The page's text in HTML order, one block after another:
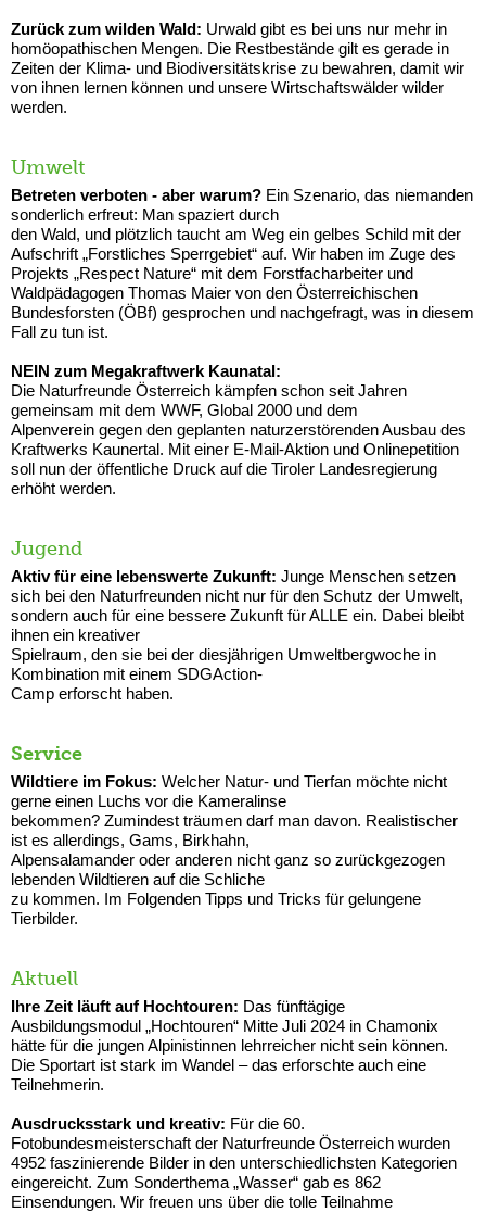
Zurück zum wilden Wald: Urwald gibt es bei uns nur mehr in
homöopathischen Mengen. Die Restbestände gilt es gerade in
Zeiten der Klima- und Biodiversitätskrise zu bewahren, damit wir
von ihnen lernen können und unsere Wirtschaftswälder wilder
werden.
Umwelt
Betreten verboten - aber warum? Ein Szenario, das niemanden
sonderlich erfreut: Man spaziert durch
den Wald, und plötzlich taucht am Weg ein gelbes Schild mit der
Aufschrift „Forstliches Sperrgebiet“ auf. Wir haben im Zuge des
Projekts „Respect Nature“ mit dem Forstfacharbeiter und
Waldpädagogen Thomas Maier von den Österreichischen
Bundesforsten (ÖBf) gesprochen und nachgefragt, was in diesem
Fall zu tun ist.
NEIN zum Megakraftwerk Kaunatal:
Die Naturfreunde Österreich kämpfen schon seit Jahren
gemeinsam mit dem WWF, Global 2000 und dem
Alpenverein gegen den geplanten naturzerstörenden Ausbau des
Kraftwerks Kaunertal. Mit einer E-Mail-Aktion und Onlinepetition
soll nun der öffentliche Druck auf die Tiroler Landesregierung
erhöht werden.
Jugend
Aktiv für eine lebenswerte Zukunft: Junge Menschen setzen
sich bei den Naturfreunden nicht nur für den Schutz der Umwelt,
sondern auch für eine bessere Zukunft für ALLE ein. Dabei bleibt
ihnen ein kreativer
Spielraum, den sie bei der diesjährigen Umweltbergwoche in
Kombination mit einem SDGAction-
Camp erforscht haben.
Service
Wildtiere im Fokus: Welcher Natur- und Tierfan möchte nicht
gerne einen Luchs vor die Kameralinse
bekommen? Zumindest träumen darf man davon. Realistischer
ist es allerdings, Gams, Birkhahn,
Alpensalamander oder anderen nicht ganz so zurückgezogen
lebenden Wildtieren auf die Schliche
zu kommen. Im Folgenden Tipps und Tricks für gelungene
Tierbilder.
Aktuell
Ihre Zeit läuft auf Hochtouren: Das fünftägige
Ausbildungsmodul „Hochtouren“ Mitte Juli 2024 in Chamonix
hätte für die jungen Alpinistinnen lehrreicher nicht sein können.
Die Sportart ist stark im Wandel – das erforschte auch eine
Teilnehmerin.
Ausdrucksstark und kreativ: Für die 60.
Fotobundesmeisterschaft der Naturfreunde Österreich wurden
4952 faszinierende Bilder in den unterschiedlichsten Kategorien
eingereicht. Zum Sonderthema „Wasser“ gab es 862
Einsendungen. Wir freuen uns über die tolle Teilnahme